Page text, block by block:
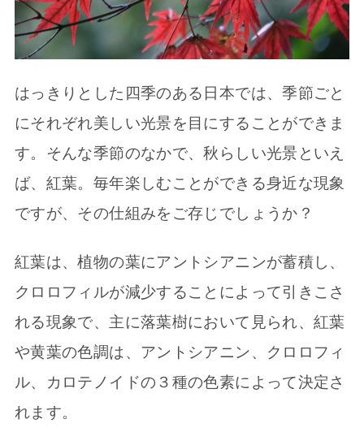
はっきりとした四季のある日本では、季節ごと
にそれぞれ美しい光景を目にすることができま
す。そんな季節のなかで、秋らしい光景といえ
ば、紅葉。毎年楽しむことができる身近な現象
ですが、その仕組みをご存じでしょうか？
紅葉は、植物の葉にアントシアニンが蓄積し、
クロロフィルが減少することによって引きこさ
れる現象で、主に落葉樹において見られ、紅葉
や黄葉の色調は、アントシアニン、クロロフィ
ル、カロテノイドの３種の色素によって決定さ
れます。